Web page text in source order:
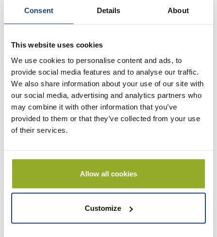
Consent Details About
This website uses cookies
We use cookies to personalise content and ads, to
provide social media features and to analyse our traffic.
We also share information about your use of our site with
our social media, advertising and analytics partners who
may combine it with other information that you’ve
provided to them or that they’ve collected from your use
of their services.
Allow all cookies
Customize
Lunch '12-Stunden' + € 1,50 pP
Lunch Royal + € 12,00 pP
Terrasse
Kontaktdaten:
E -Mail *
Telefonnummer *